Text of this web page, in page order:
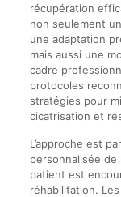
récupération
non seulement
une adaptation
mais aussi une
cadre
protocoles
stratégies pour
cicatrisation et
L’approche est
personnalisée de
patient est
réhabilitation.